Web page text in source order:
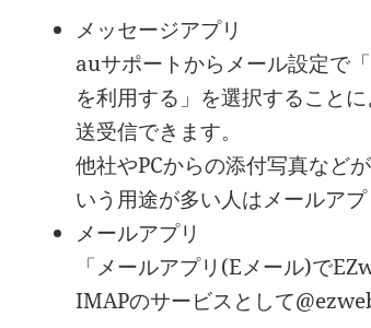
メッセージアプリ
auサポートからメール設定で
を利用する」を選択すること
送受信できます。
他社やPCからの添付写真など
いう用途が多い人はメールアプ
メールアプリ
「メールアプリ(Eメール)で
IMAPのサービスとして